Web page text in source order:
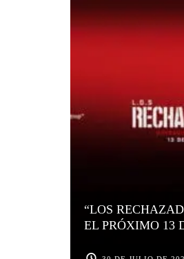
“LOS
EL PRÓXIMO 13